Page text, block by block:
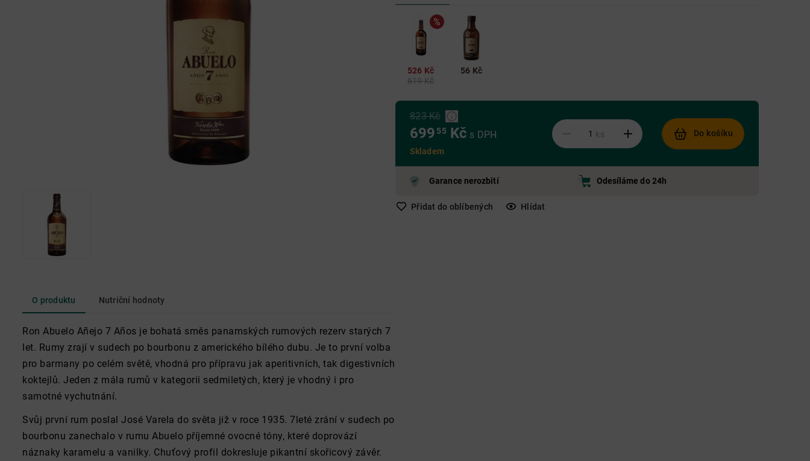
O produktu Nutriční hodnoty
Ron Abuelo Añejo 7 Años je bohatá směs panamských rumových rezerv starých 7
let. Rumy zrají v sudech po bourbonu z amerického bílého dubu. Je to první volba
pro barmany po celém světě, vhodná pro přípravu jak aperitivních, tak digestivních
koktejlů. Jeden z mála rumů v kategorii sedmiletých, který je vhodný i pro
samotné vychutnání.
Svůj první rum poslal José Varela do světa již v roce 1935. 7leté zrání v sudech po
bourbonu zanechalo v rumu Abuelo příjemné ovocné tóny, které doprovází
náznaky karamelu a vanilky. Chuťový profil dokresluje pikantní skořicový závěr.
526 Kč
619 Kč
56 Kč
823 Kč
699 55Kč s DPH
Skladem
ks Do košíku
Garance nerozbití Odesíláme do 24h
Přidat do oblíbených Hlídat